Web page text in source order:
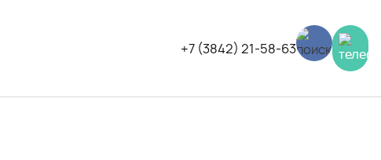
+7 (3842) 21-58-63